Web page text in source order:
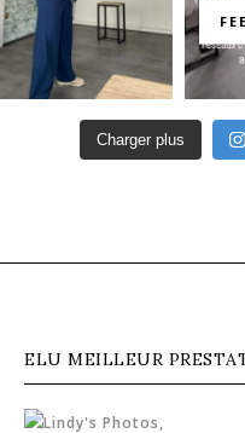
Charger plus
ELU MEILLEUR